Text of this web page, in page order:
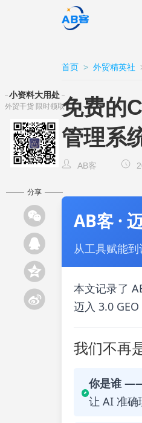
首页 > 外贸精英社
免费的
管理系
AB客
AB客 ·
从工具赋能
本文记录了
迈入 3.0
我们不再
你是谁
让 AI 准确
小资料大用处
外贸干货 限时领取
分享